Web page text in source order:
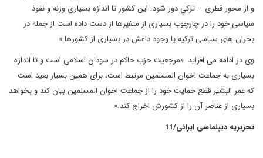
و از محور قطری – ترکی دور شود. این کشور تا اندازه بسیاری وزنه و نفوذ
سیاسی خود را در چارچوب بسیاری از متغیرها از دست داده است از جمله در
بحران های سیاسی ترکیه یا وجود داعش در بسیاری از کشورها.»
وی در ادامه می افزاید: «مرجعیت حزب حاکم در سودان اسلامی است و تا اندازه
بسیاری به جماعت اخوان المسلمین مرتبط است، برای همین بسیار بعید است
که عمر البشیر قطع حمایت خود را از جماعت اخوان المسلمین بیان کند و بخواهد
بسیاری از عناصر آن را از کشورش اخراج کند.»
تحریریه دیپلماسی ایرانی/11